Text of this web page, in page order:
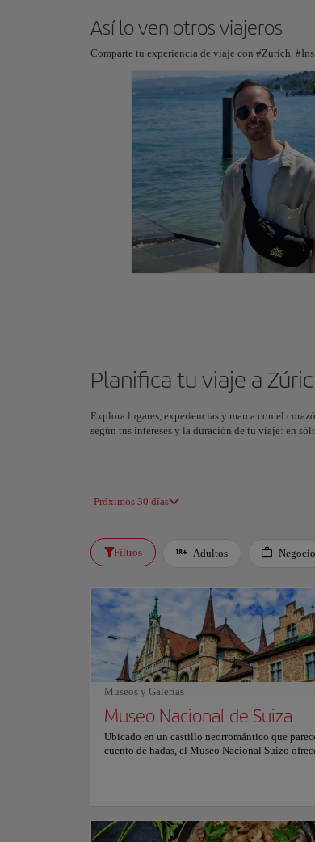
Así lo ven otros viajeros
Comparte tu experiencia de viaje con #Zurich,
Planifica tu viaje a
Explora lugares, experiencias y marca con el
según tus intereses y la duración de tu viaje: en
Próximos 30 días
Filtros Adultos
Museos y Galerías
Museo Nacional de Suiza
Ubicado en un castillo neorromántico que
cuento de hadas, el Museo Nacional Suizo
de 860.000 objetos, que van desde artefactos
obras maestras contemporáneas. Sus